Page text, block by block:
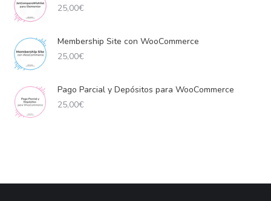
25,00€
Membership Site con WooCommerce
25,00€
Pago Parcial y Depósitos para WooCommerce
25,00€